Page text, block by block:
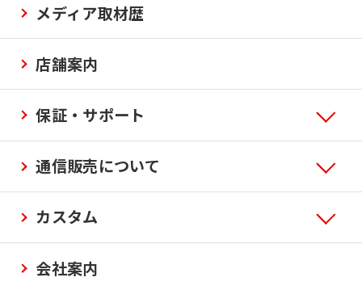
メディア取材歴
店舗案内
保証・サポート
通信販売について
カスタム
会社案内